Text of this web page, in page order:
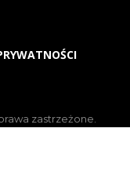
zastrzeżone.